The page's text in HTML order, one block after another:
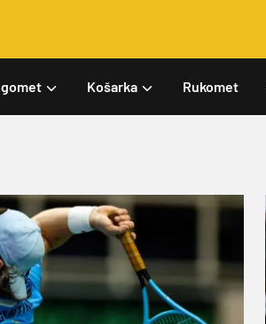
Košarka Rukomet